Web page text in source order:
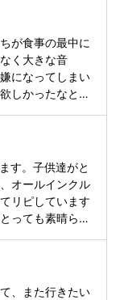
が食事の最中に
く大きな音
になってしまい
しかったなと思
。どんなに早く
をかいてしまい
いました。もう
はゆっくりすぎ
、、、 来る場所
す。子供達がと
オールインクル
リピしています
っても素晴らし
、また行きたい